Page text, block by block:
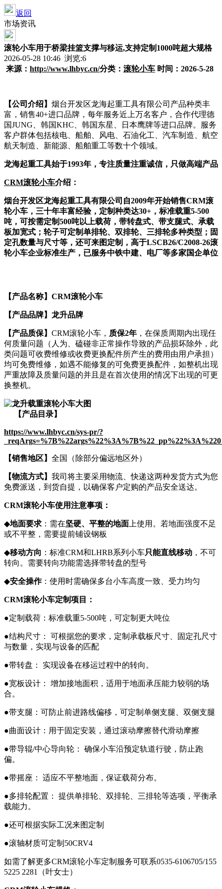
返回
市场资讯
滚轮小车用于桥梁挂篮支撑与移运,支持定制1000吨超大规格
2026-05-28 10:46 浏览:6
来源： http://www.lhbyc.cn/分类 ： 滚轮小车 时间：2026-5-28
【公司介绍】 烟台开发区龙海起重工具有限公司产品种类丰
富，销售40+进口品牌，每年服务近上万名客户，合作代理德
国JUNG、韩国KHC、韩国东星、日本鹰牌等进口品牌。服务
客户群体包括核电、船舶、风电、石油化工、汽车制造、航空
航天制造、新能源、船舶重工等数十个领域。
龙海起重工具始于1993年，专注质量注重诚信，只做高端产品
CRM滚轮小车介绍：
烟台开发区龙海起重工具有限公司自2009年开始销售CRM滚
轮小车，三十年丰富经验，定制种类达30+，标准载重5-500
吨，可按需定制500吨以上载荷，带转盘式、带支腿式、承载
板加宽式；轮子可定制单排轮、双排轮、三排轮多种类型；固
定孔数量与尺寸等，还可来图定制，高于LSCB26/C2008-26滚
轮小车企业标准生产，已服务中铁中建、电厂等多家国企单位
【产品名称】 CRM滚轮小车
【产品品牌】龙升品牌
【产品质保】 CRM滚轮小车， 质保2年 ，在保质周期内出现任
何质量问题（人为、磕碰非正常操作导致的产品损坏除外，此
类问题可收费维修或收费更换配件所产生的费用由用户承担）
均可免费维修，如遇不能修复的可免费更换配件，如整机出现
严重故障及质量问题的并且是在首次使用的情况下出现的可更
换整机。
【产品目录】
https://www.lhbyc.cn/sys-pr/?
【销售地区】 全国（除部分偏远地区外）
【物流方式】 我司将主要采用物流、快递这两种发货方式为您
免费派送，到货自提，以确保客户定购的产品安全送达。
CRM滚轮小车使用注意事项 ：
◆地面要求 ：需在坚硬、平整的地面 上使用。若地面强度不足
或不平整，需要提前铺设钢板
◆移动方向 ：标准CRM和LHRB系列小车只能直线移动 ，不可
转向。需要转向功能需选择带转盘的型号
◆安全操作：使用时需确保多台小车高度一致、受力均匀
CRM滚轮小车定制项目：
●定制载荷：标准载重5-500吨，可定制更大吨位
●结构尺寸： 可根据您的要求，定制承载板尺寸、固定孔尺寸
与数量，实现与设备的匹配
●带转盘： 实现设备在移运过程中的转向。
●宽板设计： 增加接地面积，适用于地面承压能力较弱的场
合。
●带支腿：可防止前进路线偏移，可定制单侧支腿、双侧支腿
●曲面设计：用于固定安装，通过滚动摩擦替代滑动摩擦
●带导辊/中心导向轮： 确保小车沿预定轨道行驶，防止跑
偏。
●带摇座： 适应不平整地面，保证载荷分布。
●多排轮配置： 提供单排轮、双排轮、三排轮等选项，平衡承
载能力。
●还可根据实际工况来图定制
●滚轴材质可定制50CRV4
如需了解更多CRM滚轮小车定制服务可联系0535-6106705/155
5225 2281（叶女士）